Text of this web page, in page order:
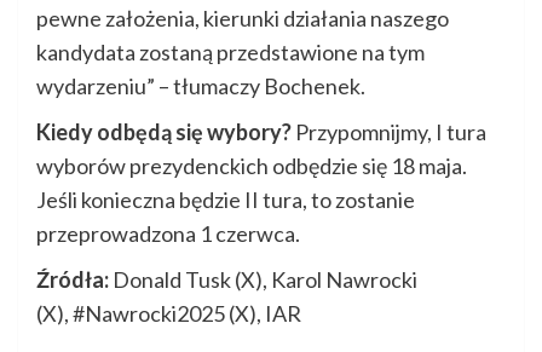
pewne założenia, kierunki działania naszego
kandydata zostaną przedstawione na tym
wydarzeniu” – tłumaczy Bochenek.
Kiedy odbędą się wybory? Przypomnijmy, I tura
wyborów prezydenckich odbędzie się 18 maja.
Jeśli konieczna będzie II tura, to zostanie
przeprowadzona 1 czerwca.
Źródła: Donald Tusk (X), Karol Nawrocki
(X), #Nawrocki2025 (X), IAR